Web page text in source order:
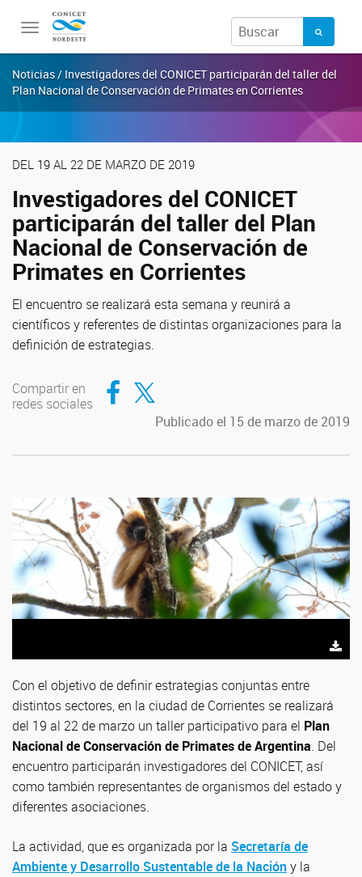
Toggle
navigation
Noticias / Investigadores del CONICET participarán del taller del
Plan Nacional de Conservación de Primates en Corrientes
DEL 19 AL 22 DE MARZO DE 2019
Investigadores del CONICET
participarán del taller del Plan
Nacional de Conservación de
Primates en Corrientes
El encuentro se realizará esta semana y reunirá a
científicos y referentes de distintas organizaciones para la
definición de estrategias.
Compartir en
redes sociales
Compartir en Facebook
Compartir en Twitter
Publicado el 15 de marzo de 2019
Con el objetivo de definir estrategias conjuntas entre
distintos sectores, en la ciudad de Corrientes se realizará
del 19 al 22 de marzo un taller participativo para el Plan
Nacional de Conservación de Primates de Argentina. Del
encuentro participarán investigadores del CONICET, así
como también representantes de organismos del estado y
diferentes asociaciones.
La actividad, que es organizada por la Secretaría de
Ambiente y Desarrollo Sustentable de la Nacióny la